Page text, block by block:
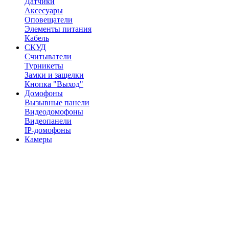
Аксесуары
Оповещатели
Элементы питания
Кабель
СКУД
Считыватели
Турникеты
Замки и защелки
Кнопка "Выход"
Домофоны
Вызывные панели
Видеодомофоны
Видеопанели
IP-домофоны
Камеры